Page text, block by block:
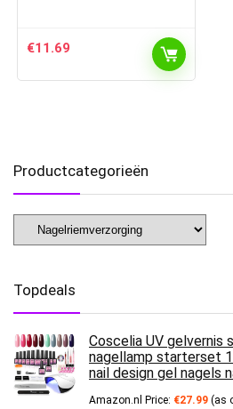
€11.69
Productcategorieën
Topdeals
Coscelia UV gelvernis
nagellamp starterset
nail design gel nagels
Amazon.nl Price: €27.99 (as